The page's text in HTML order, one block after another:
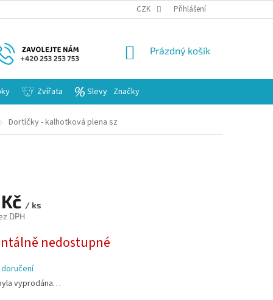
CZK Přihlášení
NÁKUPNÍ
Prázdný košík
Zvířata Slevy Značky
Dortíčky - kalhotková plena sz
/ ks
DPH
nedostupné
vyprodána…